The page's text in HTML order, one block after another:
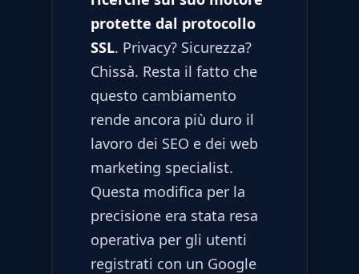
protette dal protocollo
SSL. Privacy? Sicurezza?
Chissà. Resta il fatto che
questo cambiamento
rende ancora più duro il
lavoro dei SEO e dei web
marketing specialist.
Questa modifica per la
precisione era stata resa
operativa per gli utenti
registrati con un Google